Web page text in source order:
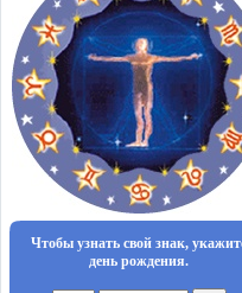
Чтобы узнать свой знак,
день рождения.